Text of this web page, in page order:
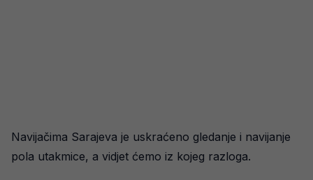
Navijačima Sarajeva je uskraćeno gledanje i navijanje
pola utakmice, a vidjet ćemo iz kojeg razloga.